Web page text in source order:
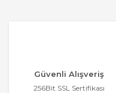
Güvenli Alışveriş
256Bit SSL Sertifikası